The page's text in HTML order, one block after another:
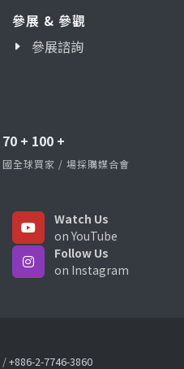
參展 & 參觀
參展諮詢
70 + 100 +
國全球買家 / 場採購媒合會
Watch Us
on YouTube
Follow Us
on Instagram
/+886-2-7746-3860